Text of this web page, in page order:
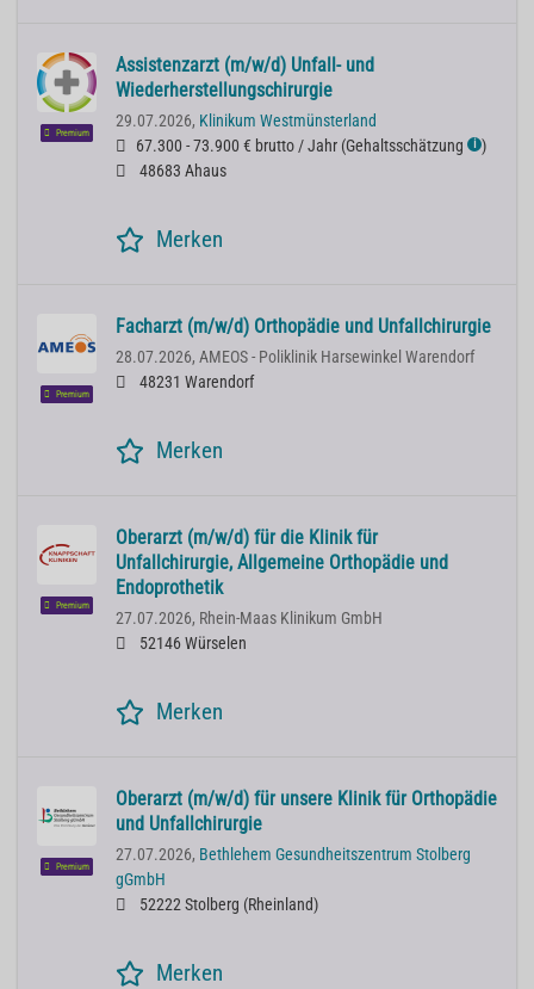
Premium
Assistenzarzt (m/w/d) Unfall- und
Wiederherstellungschirurgie
29.07.2026, Klinikum Westmünsterland
67.300 - 73.900 € brutto / Jahr (Gehaltsschätzung ℹ )
48683 Ahaus
Merken
Premium
Facharzt (m/w/d) Orthopädie und Unfallchirurgie
28.07.2026, AMEOS - Poliklinik Harsewinkel Warendorf
48231 Warendorf
Merken
Premium
Oberarzt (m/w/d) für die Klinik für
Unfallchirurgie, Allgemeine Orthopädie und
Endoprothetik
27.07.2026, Rhein-Maas Klinikum GmbH
52146 Würselen
Merken
Premium
Oberarzt (m/w/d) für unsere Klinik für Orthopädie
und Unfallchirurgie
27.07.2026, Bethlehem Gesundheitszentrum Stolberg
gGmbH
52222 Stolberg (Rheinland)
Merken